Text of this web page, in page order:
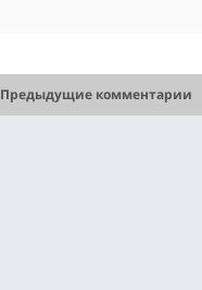
Предыдущие комментарии